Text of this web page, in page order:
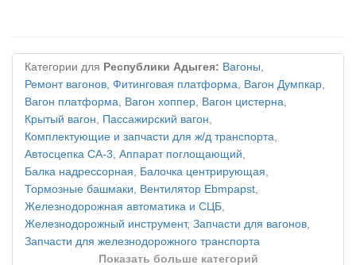
Категории для Республики Адыгея: Вагоны,
Ремонт вагонов, Фитинговая платформа, Вагон Думпкар,
Вагон платформа, Вагон хоппер, Вагон цистерна,
Крытый вагон, Пассажирский вагон,
Комплектующие и запчасти для ж/д транспорта,
Автосцепка СА-3, Аппарат поглощающий,
Балка надрессорная, Балочка центрирующая,
Тормозные башмаки, Вентилятор Ebmpapst,
Железнодорожная автоматика и СЦБ,
Железнодорожный инструмент, Запчасти для вагонов,
Запчасти для железнодорожного транспорта
Показать больше категорий